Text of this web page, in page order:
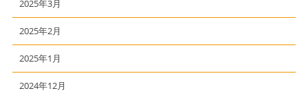
2025年3月
2025年2月
2025年1月
2024年12月